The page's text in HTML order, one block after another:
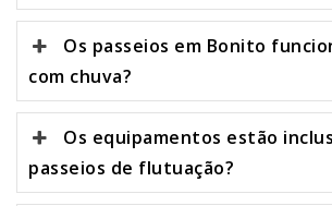
Os passeios em Bonito
com chuva?
Os equipamentos estão
passeios de flutuação?